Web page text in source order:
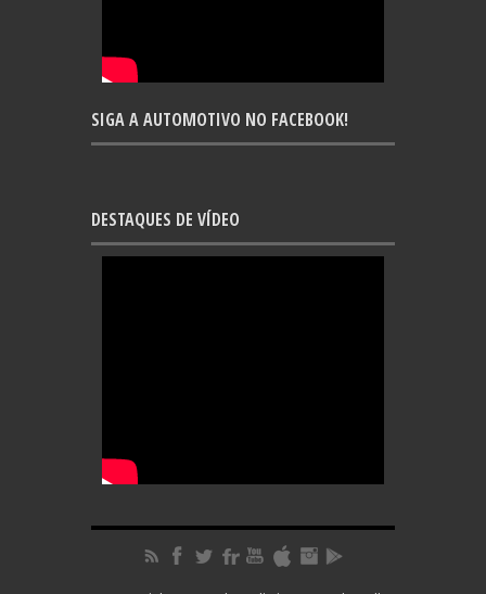
SIGA A AUTOMOTIVO NO FACEBOOK!
DESTAQUES DE VÍDEO